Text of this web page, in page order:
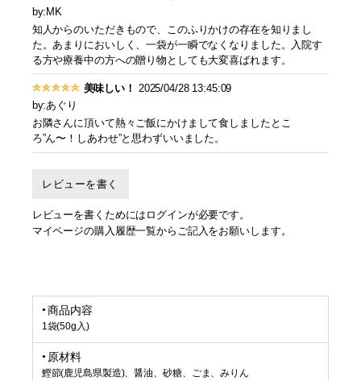
by:MK
知人からのいただきもので、このふりかけの存在を知りまし
た。あまりにおいしく、一袋が一瞬でなくなりました。入院す
る方や療養中の方への贈り物としても大変喜ばれます。
美味しい！
2025/04/28 13:45:09
by:あぐり
お隣さんに頂いて熱々ご飯にかけまして食しましたとこ
ろ”ん〜！しあわせ”と思わずいいました。
レビューを書く
レビューを書くためにはログインが必要です。
マイページの購入履歴一覧からご記入をお願いします。
商品内容
1袋(50g入)
原材料
鰹節(鹿児島県製造)、醤油、砂糖、ごま、みりん